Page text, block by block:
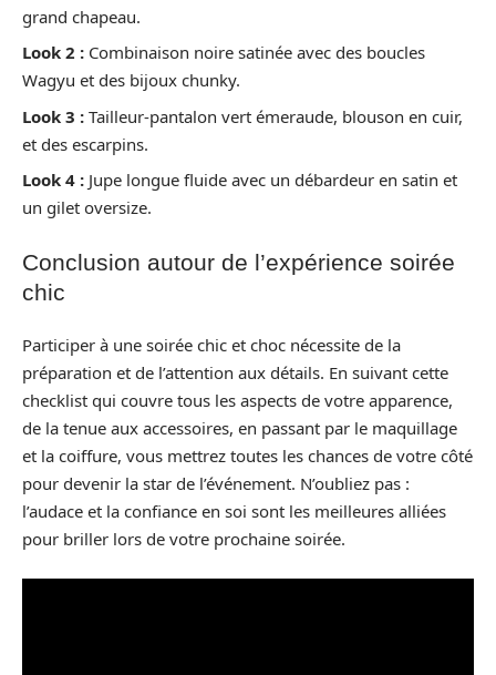
grand chapeau.
Look 2 : Combinaison noire satinée avec des boucles
Wagyu et des bijoux chunky.
Look 3 : Tailleur-pantalon vert émeraude, blouson en cuir,
et des escarpins.
Look 4 : Jupe longue fluide avec un débardeur en satin et
un gilet oversize.
Conclusion autour de l’expérience soirée
chic
Participer à une soirée chic et choc nécessite de la
préparation et de l’attention aux détails. En suivant cette
checklist qui couvre tous les aspects de votre apparence,
de la tenue aux accessoires, en passant par le maquillage
et la coiffure, vous mettrez toutes les chances de votre côté
pour devenir la star de l’événement. N’oubliez pas :
l’audace et la confiance en soi sont les meilleures alliées
pour briller lors de votre prochaine soirée.